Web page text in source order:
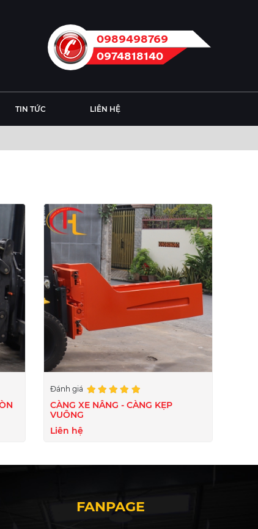
0989498769
0974818140
TIN TỨC LIÊN HỆ
Đánh giá
CÀNG XE NÂNG - CÀNG KẸP
VUÔNG
Liên hệ
FANPAGE